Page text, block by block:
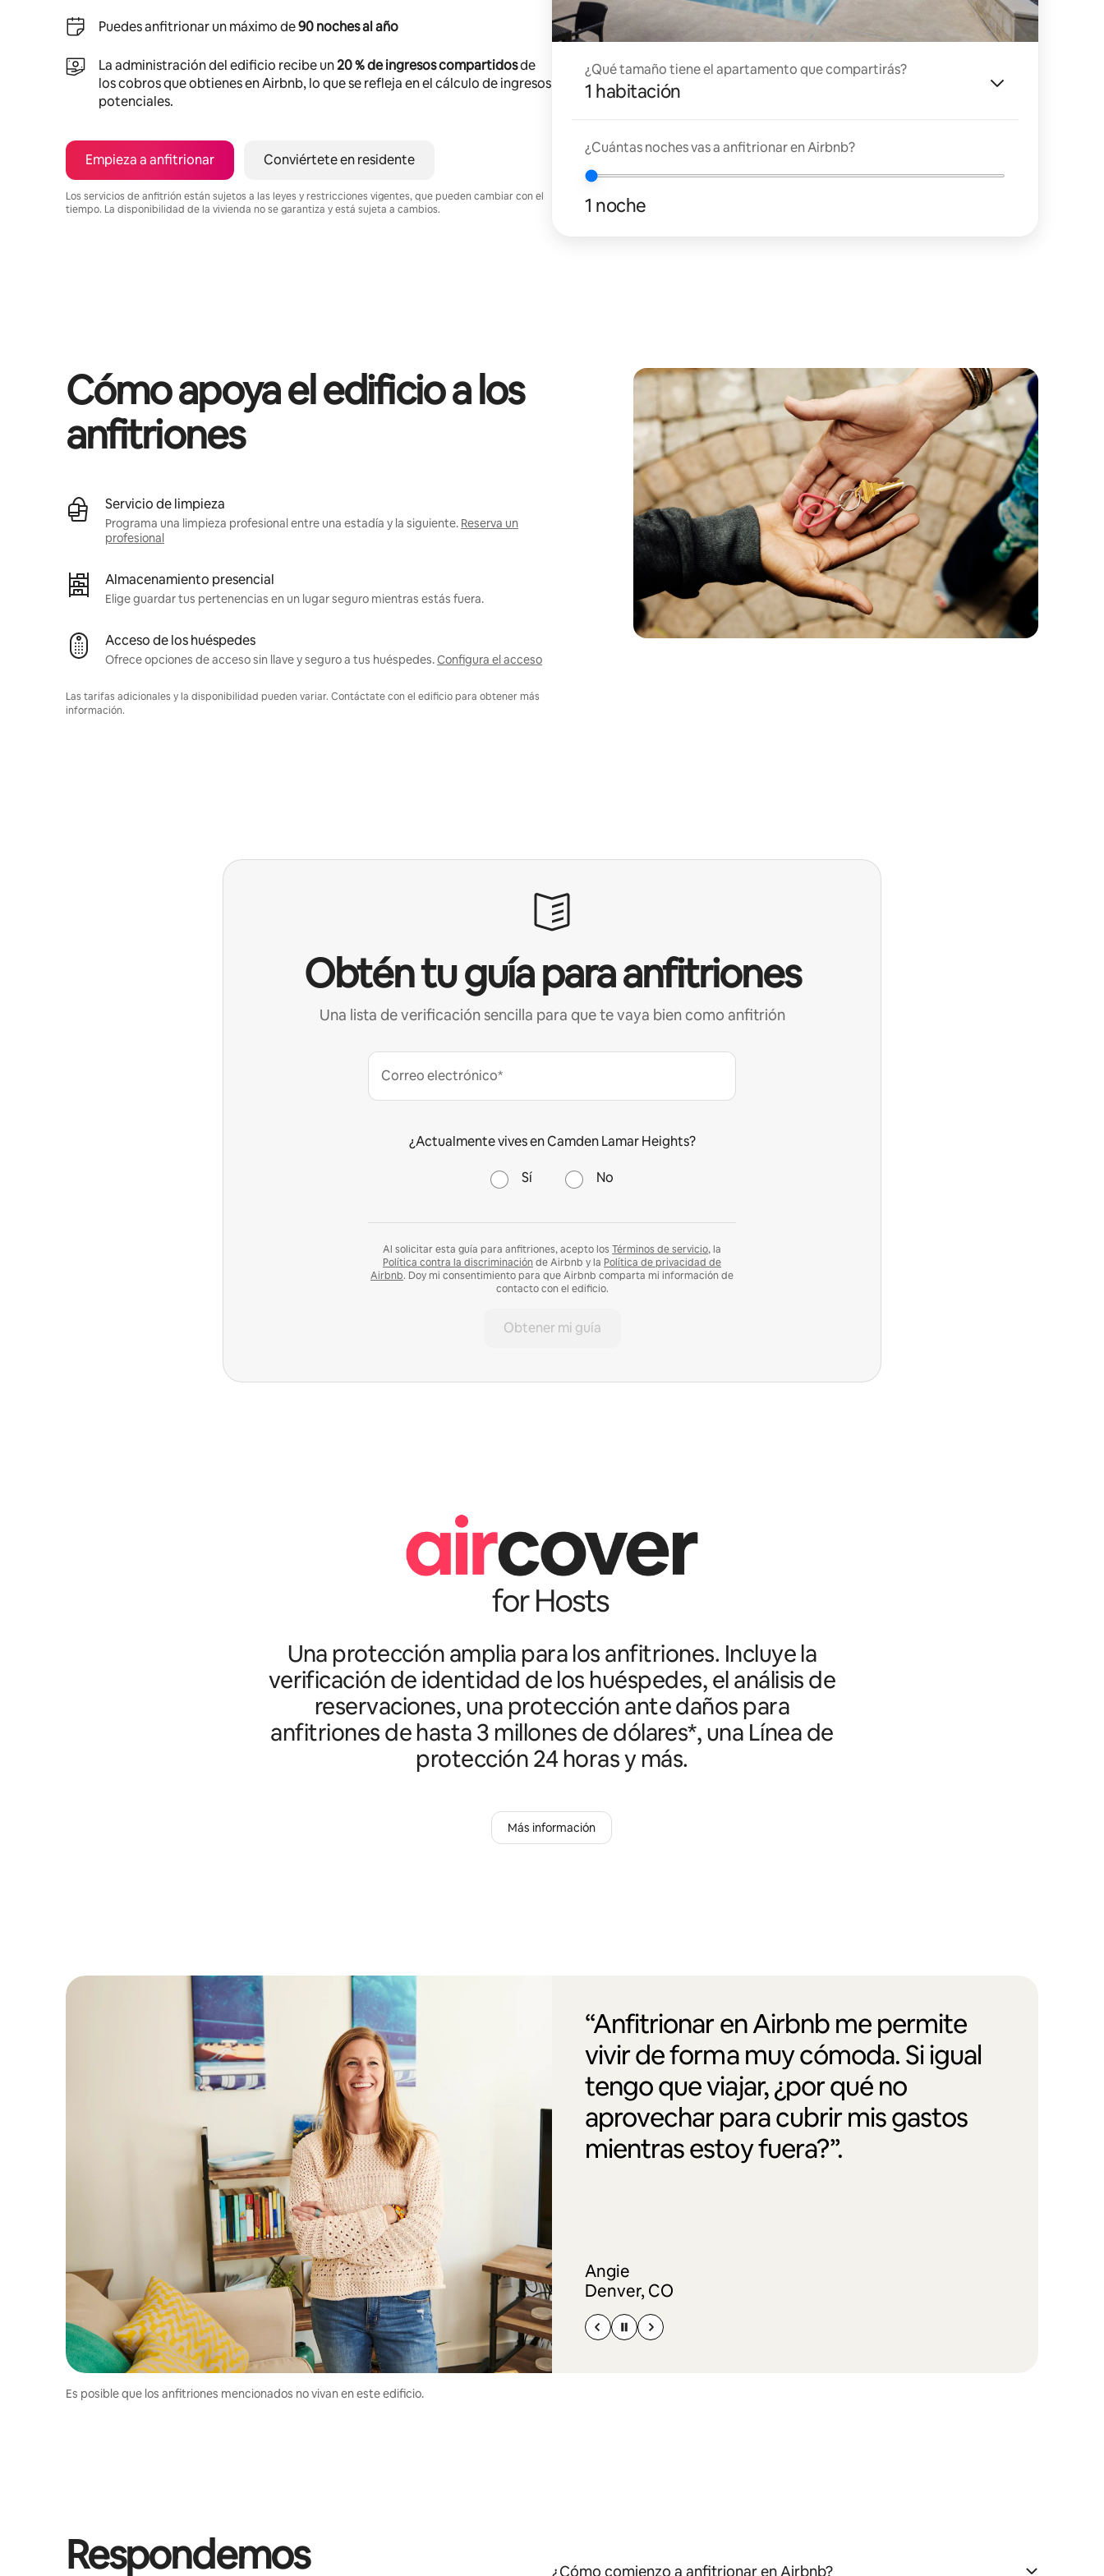
Puedes anfitrionar un máximo de90 noches al año
La administración del edificio recibe un20 % de ingresos compartidosde
los cobros que obtienes en Airbnb, lo que se refleja en el cálculo de ingresos
potenciales.
Empieza a anfitrionar Conviértete en residente
Los servicios de anfitrión están sujetos a las leyes y restricciones vigentes, que pueden cambiar con el
tiempo. La disponibilidad de la vivienda no se garantiza y está sujeta a cambios.
¿Qué tamaño tiene el apartamento que compartirás?
1 habitación
¿Cuántas noches vas a anfitrionar en Airbnb?
1 noche
Cómo apoya el edificio a los
anfitriones
Servicio de limpieza
Programa una limpieza profesional entre una estadía y la siguiente. Reserva un
profesional
Almacenamiento presencial
Elige guardar tus pertenencias en un lugar seguro mientras estás fuera.
Acceso de los huéspedes
Ofrece opciones de acceso sin llave y seguro a tus huéspedes.Configura el acceso
Las tarifas adicionales y la disponibilidad pueden variar. Contáctate con el edificio para obtener más
información.
Obtén tu guía para anfitriones
Una lista de verificación sencilla para que te vaya bien como anfitrión
Correo electrónico*
¿Actualmente vives en Camden Lamar Heights?
Sí No
Al solicitar esta guía para anfitriones, acepto los Términos de servicio, la
Política contra la discriminación de Airbnb y la Política de privacidad de
Airbnb. Doy mi consentimiento para que Airbnb comparta mi información de
contacto con el edificio.
Obtener mi guía
Una protección amplia para los anfitriones. Incluye la
verificación de identidad de los huéspedes, el análisis de
reservaciones, una protección ante daños para
anfitriones de hasta 3 millones de dólares*, una Línea de
protección 24 horas y más.
Más información
“Anfitrionar en Airbnb me permite
vivir de forma muy cómoda. Si igual
tengo que viajar, ¿por qué no
aprovechar para cubrir mis gastos
mientras estoy fuera?”.
Angie
Denver, CO
Es posible que los anfitriones mencionados no vivan en este edificio.
Respondemos
¿Cómo comienzo a anfitrionar en Airbnb?